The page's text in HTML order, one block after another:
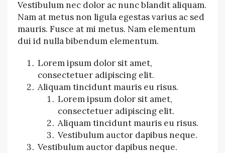
Vestibulum nec dolor ac nunc blandit aliquam.
Nam at metus non ligula egestas varius ac sed
mauris. Fusce at mi metus. Nam elementum
dui id nulla bibendum elementum.
Lorem ipsum dolor sit amet,
consectetuer adipiscing elit.
Aliquam tincidunt mauris eu risus.
Lorem ipsum dolor sit amet,
consectetuer adipiscing elit.
Aliquam tincidunt mauris eu risus.
Vestibulum auctor dapibus neque.
Vestibulum auctor dapibus neque.